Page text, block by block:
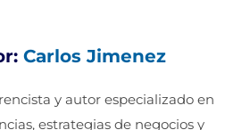
Carlos Jimenez
y autor especializado en
estrategias de negocios y